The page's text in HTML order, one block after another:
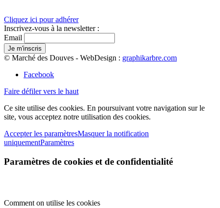
Cliquez ici pour adhérer
Inscrivez-vous à la newsletter :
Email
© Marché des Douves - WebDesign : graphikarbre.com
Facebook
Faire défiler vers le haut
Ce site utilise des cookies. En poursuivant votre navigation sur le
site, vous acceptez notre utilisation des cookies.
Accepter les paramètresMasquer la notification
uniquementParamètres
Paramètres de cookies et de confidentialité
Comment on utilise les cookies